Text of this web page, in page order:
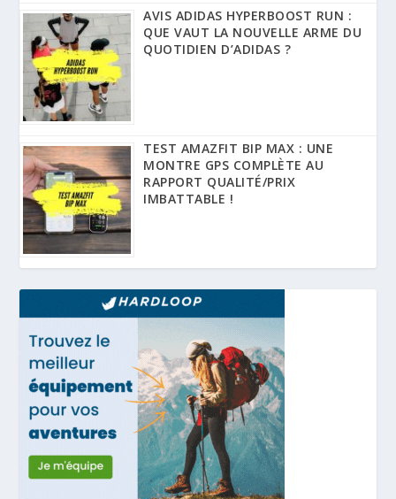
AVIS ADIDAS HYPERBOOST RUN :
QUE VAUT LA NOUVELLE ARME DU
QUOTIDIEN D’ADIDAS ?
TEST AMAZFIT BIP MAX : UNE
MONTRE GPS COMPLÈTE AU
RAPPORT QUALITÉ/PRIX
IMBATTABLE !